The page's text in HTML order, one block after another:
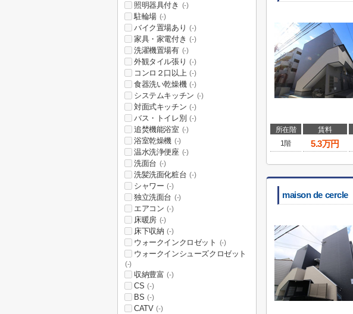
所在階 賃料
1階
5.3万円
maison de cercle
照明器具付き (-)
駐輪場 (-)
バイク置場あり (-)
家具・家電付き (-)
洗濯機置場有 (-)
外観タイル張り (-)
コンロ２口以上 (-)
食器洗い乾燥機 (-)
システムキッチン (-)
対面式キッチン (-)
バス・トイレ別 (-)
追焚機能浴室 (-)
浴室乾燥機 (-)
温水洗浄便座 (-)
洗面台 (-)
洗髪洗面化粧台 (-)
シャワー (-)
独立洗面台 (-)
エアコン (-)
床暖房 (-)
床下収納 (-)
ウォークインクロゼット (-)
ウォークインシューズクロゼット
(-)
収納豊富 (-)
CS (-)
BS (-)
CATV (-)